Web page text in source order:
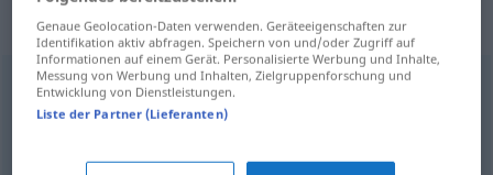
Synonyme für "festhalten"
(sich) greifen,packen,nehmen (ugs.)
Genaue Geolocation-Daten verwenden. Geräteeigenschaften zur
Identifikation aktiv abfragen. Speichern von und/oder Zugriff auf
Informationen auf einem Gerät. Personalisierte Werbung und Inhalte,
Messung von Werbung und Inhalten, Zielgruppenforschung und
Entwicklung von Dienstleistungen.
Liste der Partner (Lieferanten)